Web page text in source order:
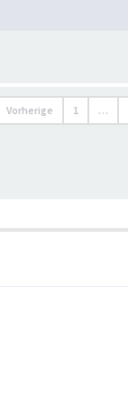
Vorherige 1 …